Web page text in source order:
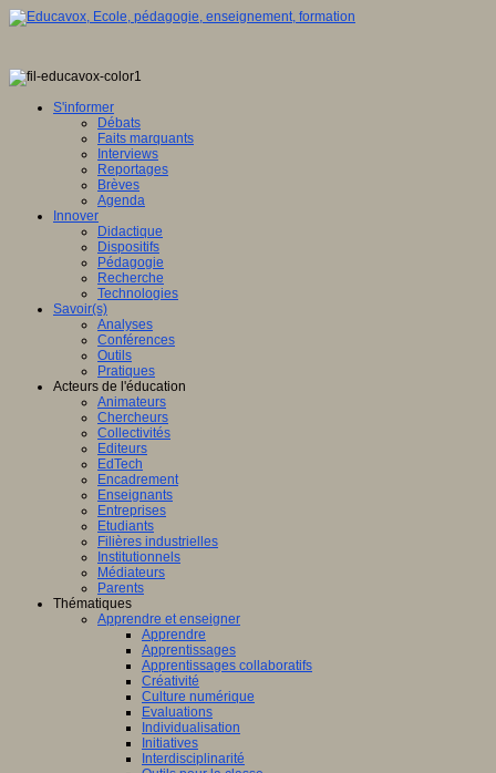
S'informer
Débats
Faits marquants
Interviews
Reportages
Brèves
Agenda
Innover
Didactique
Dispositifs
Pédagogie
Recherche
Technologies
Savoir(s)
Analyses
Conférences
Outils
Pratiques
Acteurs de l'éducation
Animateurs
Chercheurs
Collectivités
Editeurs
EdTech
Encadrement
Enseignants
Entreprises
Etudiants
Filières industrielles
Institutionnels
Médiateurs
Parents
Thématiques
Apprendre et enseigner
Apprendre
Apprentissages
Apprentissages collaboratifs
Créativité
Culture numérique
Evaluations
Individualisation
Initiatives
Interdisciplinarité